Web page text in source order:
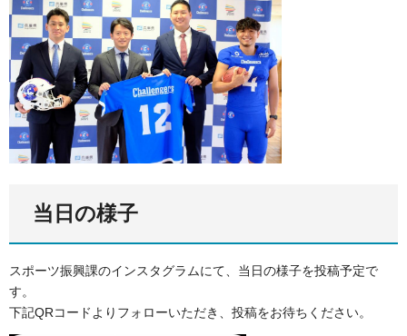
当日の様子
スポーツ振興課のインスタグラムにて、当日の様子を投稿予定で
す。
下記QRコードよりフォローいただき、投稿をお待ちください。